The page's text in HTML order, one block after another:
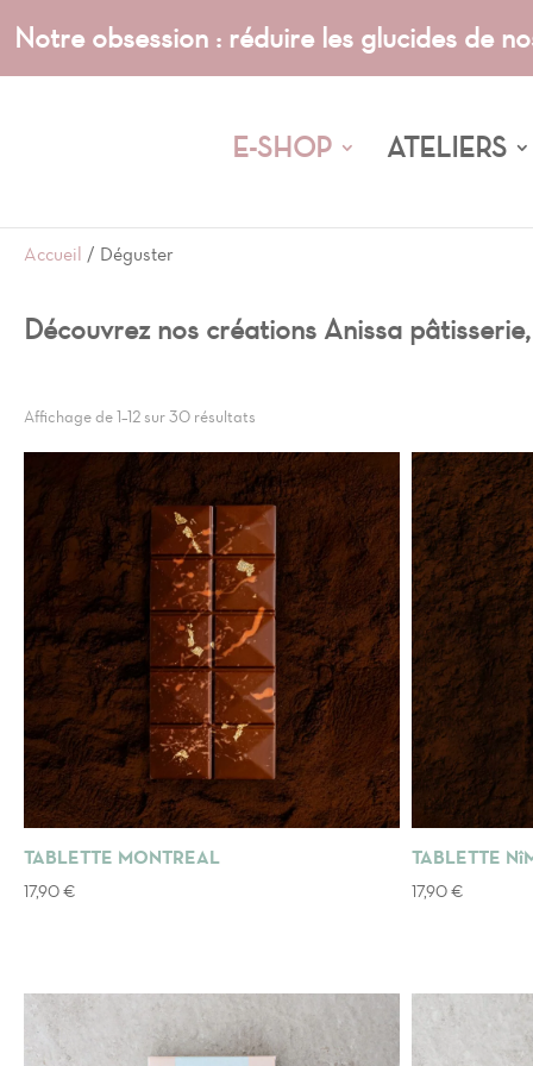
Notre obsession : réduire les glucides de
E-SHOP ATELIERS
Accueil / Déguster
Découvrez nos créations Anissa
Catégories de produits
Catégories de produits
Affichage de 1–12 sur 30 résultats
TABLETTE MONTREAL
17,90€
TABLETTE
17,90€